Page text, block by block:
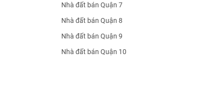
Nhà đất bán Quận 7
Nhà đất bán Quận 8
Nhà đất bán Quận 9
Nhà đất bán Quận 10